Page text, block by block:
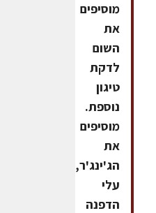
מוסיפים
את
השום
לדקת
טיגון
נוספת.
מוסיפים
את
הג'ינג'ר,
עלי
הדפנה